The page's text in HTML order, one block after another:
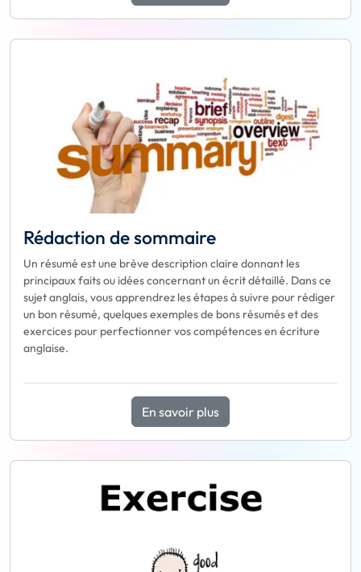
Rédaction de sommaire
Un résumé est une brève description claire donnant les
principaux faits ou idées concernant un écrit détaillé. Dans ce
sujet anglais, vous apprendrez les étapes à suivre pour rédiger
un bon résumé, quelques exemples de bons résumés et des
exercices pour perfectionner vos compétences en écriture
anglaise.
En savoir plus